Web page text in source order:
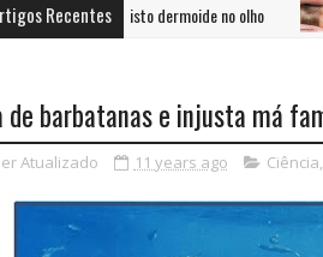
Recentes
um cisto dermoide no olho SAÚDE
de barbatanas e injusta má
Atualizado 11 years ago Ciência,